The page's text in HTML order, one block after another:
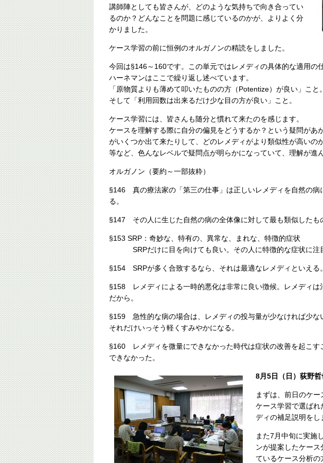
講師陣としても皆さんが、どのような気持ちで向き合ってい
るのか？どんなことを問題に感じているのかが、よりよく分
かりました。
ケース学習の前に恒例のオルガノンの精読をしました。
今回は§146～160です。この単元ではレメディの具体的な適用の
ハーネマンはここで繰り返し述べています。
「原物質よりも薄めて叩いたものの方（Potentize）が良い」こと。
そして「利用回数は出来るだけ少な目の方が良い」こと。
ケース学習には、皆さんも随分と慣れて来たのを感じます。
ケースを理解する際に自分の偏見をどうするか？という疑問があ
がいくつか出て来たりして、どのレメディがより類似性が高いの
等など、色んなレベルで疑問点が明らかになっていて、理解が進
オルガノン（要約～一部抜粋）
§146 真の療法家の「第三の仕事」は正しいレメディを自然の病
る。
§147 その人に生じた自然の病の全体像に対して最も類似したも
§153 SRP：奇妙な、特有の、異常な、まれな、特徴的症状
SRPだけに目を向けても良い。その人に特徴的な症状に注
§154 SRPが多く合致するなら、それは最適なレメディといえる。
§158 レメディによる一時的悪化は非常に良い徴候。レメディは
だから。
§159 急性的な病の場合は、レメディの投与量が少なければ少な
それだけいっそう軽くすみやかになる。
§160 レメディを微量にできなかった時代は症状の改善を起こす
できなかった。
8月5日（日）荻野
まずは、前日のケ
ケース学習で選ばれ
ディの補足説明をし
また7月中旬に実施
ンが提案したケー
ているケース分析の